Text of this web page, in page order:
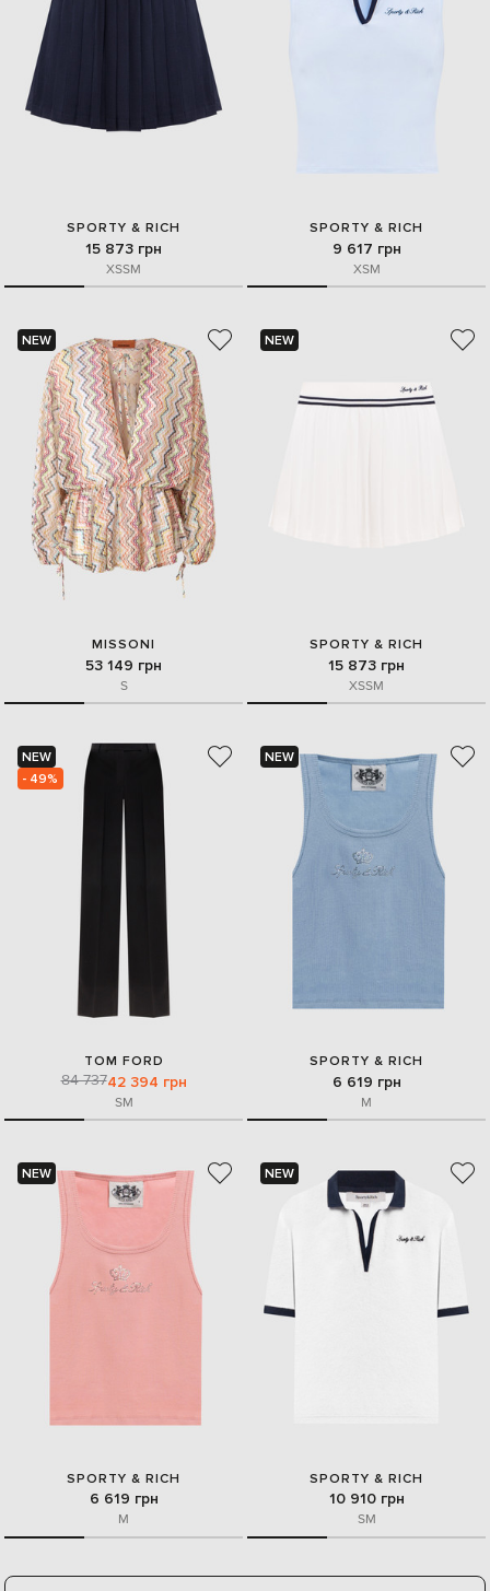
SPORTY & RICH
15 873 грн
XSSM
SPORTY & RICH
9 617 грн
XSM
NEW
MISSONI
53 149 грн
S
NEW
SPORTY & RICH
15 873 грн
XSSM
NEW
- 49%
TOM FORD
84 73742 394 грн
SM
NEW
SPORTY & RICH
6 619 грн
M
NEW
SPORTY & RICH
6 619 грн
M
NEW
SPORTY & RICH
10 910 грн
SM